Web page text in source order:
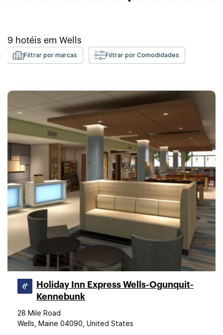
9 hotéis em Wells
Filtrar por marcas Filtrar por Comodidades
Holiday Inn Express Wells-Ogunquit-
Kennebunk
28 Mile Road
Wells, Maine 04090, United States